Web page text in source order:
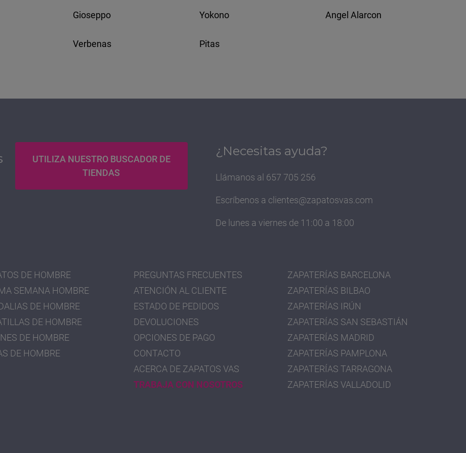
Gioseppo Yokono Angel Alarcon
Verbenas Pitas
UTILIZA NUESTRO BUSCADOR DE
TIENDAS
¿Necesitas ayuda?
Llámanos al 657 705 256
Escríbenos a clientes@zapatosvas.com
De lunes a viernes de 11:00 a 18:00
DE HOMBRE
SEMANA HOMBRE
DE HOMBRE
DE HOMBRE
DE HOMBRE
DE HOMBRE
PREGUNTAS FRECUENTES
ATENCIÓN AL CLIENTE
ESTADO DE PEDIDOS
DEVOLUCIONES
OPCIONES DE PAGO
CONTACTO
ACERCA DE ZAPATOS VAS
TRABAJA CON NOSOTROS
ZAPATERÍAS BARCELONA
ZAPATERÍAS BILBAO
ZAPATERÍAS IRÚN
ZAPATERÍAS SAN SEBASTIÁN
ZAPATERÍAS MADRID
ZAPATERÍAS PAMPLONA
ZAPATERÍAS TARRAGONA
ZAPATERÍAS VALLADOLID